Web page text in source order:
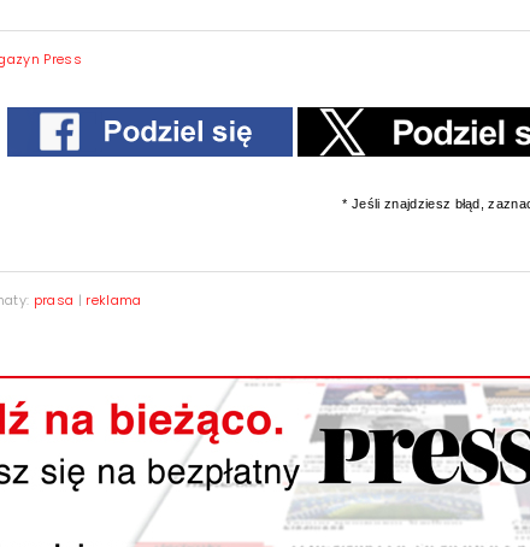
Press
* Jeśli znajdziesz błąd,
prasa | reklama